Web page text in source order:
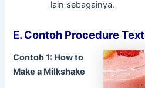
lain sebagainya.
E. Contoh Procedure Text
Contoh 1: How to
Make a Milkshake